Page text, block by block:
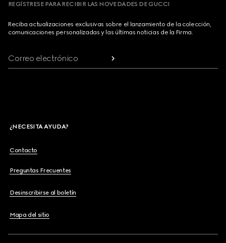
REGÍSTRESE PARA RECIBIR LAS NOVEDADES DE GUCCI
Reciba actualizaciones exclusivas sobre el lanzamiento de la colección,
comunicaciones personalizadas y las últimas noticias de la Firma.
Correo electrónico
¿NECESITA AYUDA?
Contacto
Preguntas Frecuentes
Desinscribirse al boletín
Mapa del sitio